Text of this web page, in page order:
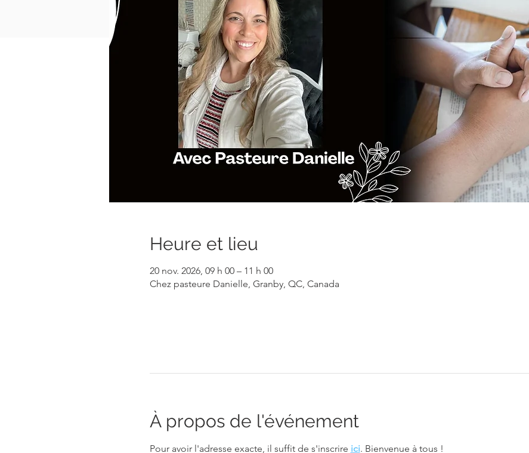
Heure et lieu
20 nov. 2026, 09 h 00 – 11 h 00
Chez pasteure Danielle, Granby, QC, Canada
À propos de l'événement
Pour avoir l'adresse exacte, il suffit de s'inscrire ici. Bienvenue à tous !